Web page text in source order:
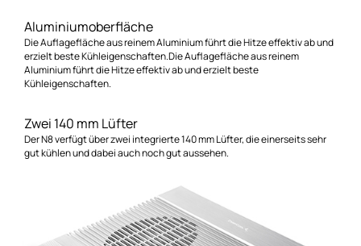
Aluminiumoberfläche
Die Auflagefläche aus reinem Aluminium führt die Hitze effektiv ab und
erzielt beste Kühleigenschaften.Die Auflagefläche aus reinem
Aluminium führt die Hitze effektiv ab und erzielt beste
Kühleigenschaften.
Zwei 140 mm Lüfter
Der N8 verfügt über zwei integrierte 140 mm Lüfter, die einerseits sehr
gut kühlen und dabei auch noch gut aussehen.